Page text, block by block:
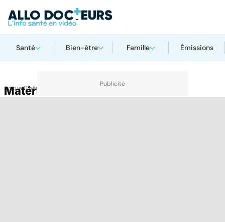
Santé Bien-être Famille Émissions
AccueilThématiques
Matériel médical